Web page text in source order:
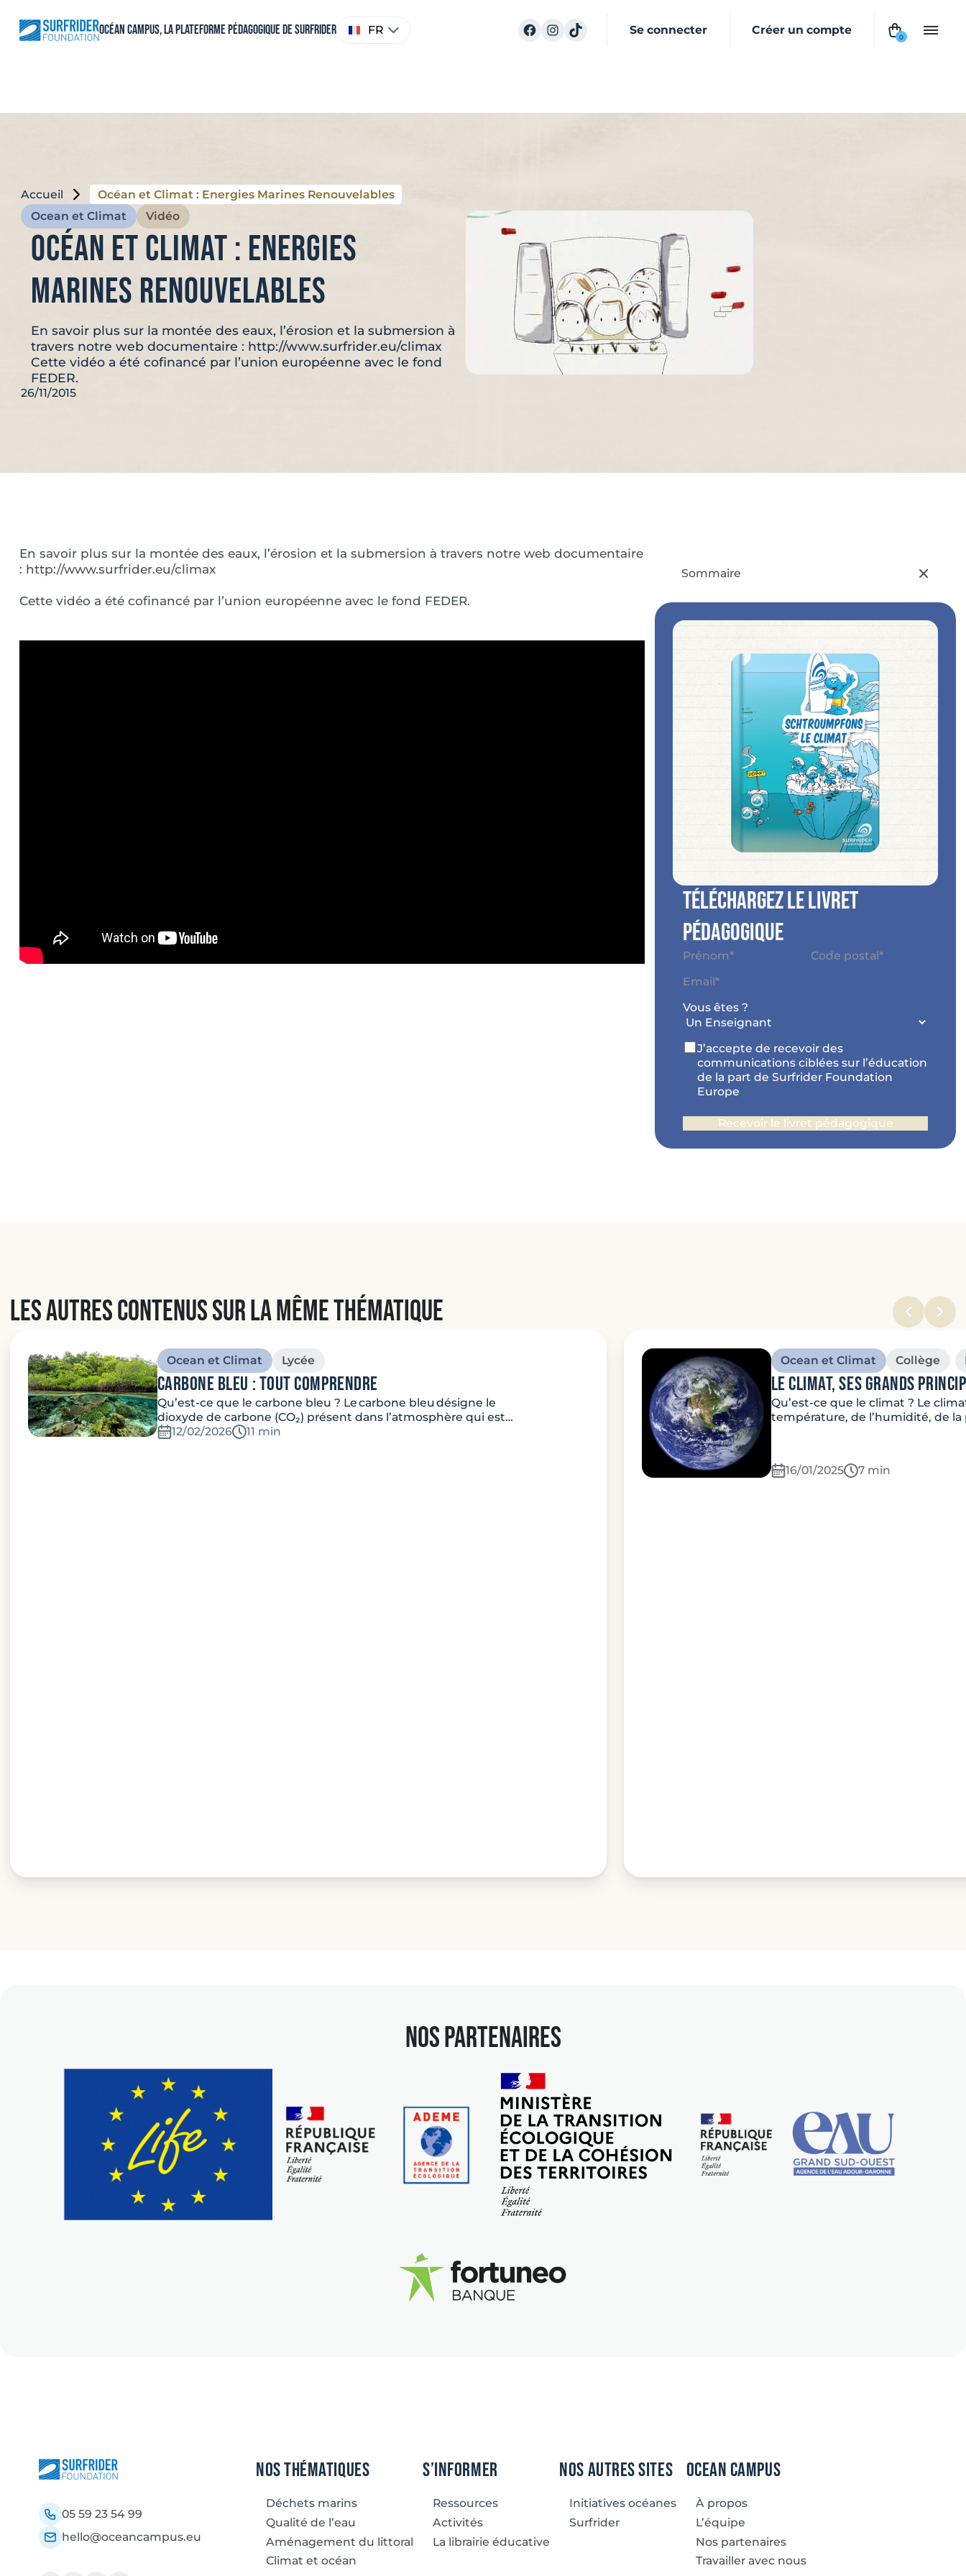
contenu
Océan Campus, La plateforme pédagogique de SurfriderChoisir
une
FR Facebook
Instagram
TikTokSe connecter Créer un compte
0
Accueil
Océan et Climat : Energies Marines Renouvelables
Ocean et Climat
Vidéo
Océan et Climat : Energies
Marines Renouvelables
En savoir plus sur la montée des eaux, l’érosion et la submersion à
travers notre web documentaire : http://www.surfrider.eu/climax
Cette vidéo a été cofinancé par l’union européenne avec le fond
FEDER.
26/11/2015
En savoir plus sur la montée des eaux, l’érosion et la submersion à travers notre web documentaire
: http://www.surfrider.eu/climax
Cette vidéo a été cofinancé par l’union européenne avec le fond FEDER.
Sommaire
Téléchargez le livret
pédagogique
Nom*
Adresse*
E-
Vous êtes ?
RGPD
J’accepte de recevoir des
communications ciblées sur l’éducation
de la part de Surfrider Foundation
Europe
Les autres contenus sur la même thématique
Ocean et Climat Lycée
carbone bleu : Tout comprendre
Qu’est-ce que le carbone bleu ? Le carbone bleu désigne le
dioxyde de carbone (CO₂) présent dans l’atmosphère qui est…
12/02/2026
Temps de lecture:
11 min
Ocean et Climat Collège
Le climat, ses grands
Qu’est-ce que le climat ? Le
température, de l’humidité, de la
16/01/2025 Temps de lecture:
7 min
NOS PARTENAIRES
05 59 23 54 99
hello@oceancampus.eu
Nos thématiques
Déchets marins
Qualité de l’eau
Aménagement du littoral
Climat et océan
S’informer
Ressources
Activités
La librairie éducative
Nos autres sites
Initiatives océanes
Surfrider
Ocean Campus
À propos
L’équipe
Nos partenaires
Travailler avec nous